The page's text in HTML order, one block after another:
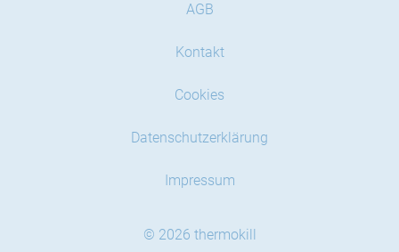
AGB
Kontakt
Cookies
Datenschutzerklärung
Impressum
© 2026 thermokill